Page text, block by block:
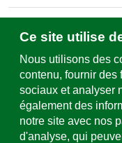
Ce site utilise
Nous utilisons des
contenu, fournir des
sociaux et analyser
également des
notre site avec nos
d'analyse, qui